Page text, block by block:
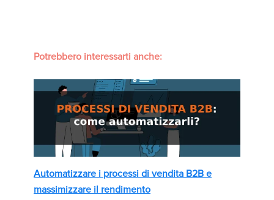
Potrebbero interessarti anche:
Automatizzare i processi di vendita B2B e
massimizzare il rendimento